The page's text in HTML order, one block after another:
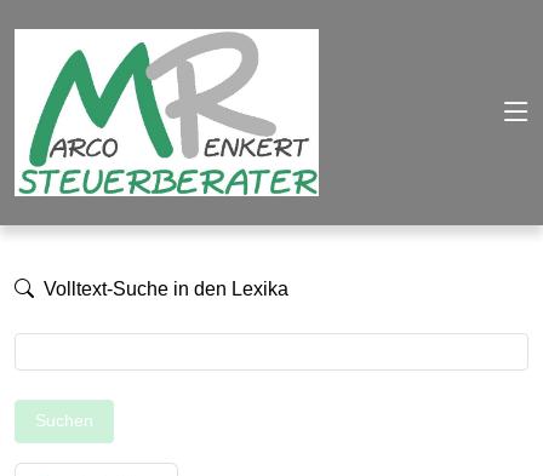
Volltext-Suche in den Lexika
Suchen